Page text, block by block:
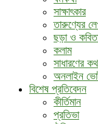
সাক্ষাৎকার
তারুণ্যের
ছড়া ও
কলাম
সাধারণের
অনলাইন
বিশেষ প্রতিবেদন
কীর্তিমান
প্রতিভা